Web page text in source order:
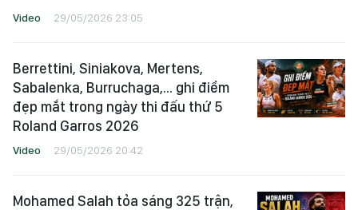
Video 29/05/2026 23:05
Berrettini, Siniakova, Mertens,
Sabalenka, Burruchaga,... ghi điểm
đẹp mắt trong ngày thi đấu thứ 5
Roland Garros 2026
Video 29/05/2026 20:42
Mohamed Salah tỏa sáng 325 trận,